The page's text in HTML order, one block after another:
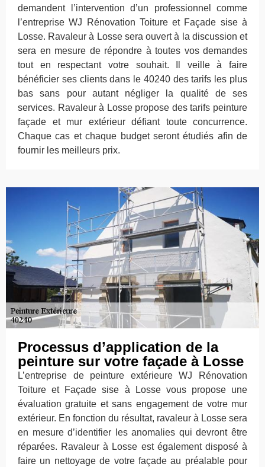
demandent l’intervention d’un professionnel comme
l’entreprise WJ Rénovation Toiture et Façade sise à
Losse. Ravaleur à Losse sera ouvert à la discussion et
sera en mesure de répondre à toutes vos demandes
tout en respectant votre souhait. Il veille à faire
bénéficier ses clients dans le 40240 des tarifs les plus
bas sans pour autant négliger la qualité de ses
services. Ravaleur à Losse propose des tarifs peinture
façade et mur extérieur défiant toute concurrence.
Chaque cas et chaque budget seront étudiés afin de
fournir les meilleurs prix.
Processus d’application de la
peinture sur votre façade à Losse
L’entreprise de peinture extérieure WJ Rénovation
Toiture et Façade sise à Losse vous propose une
évaluation gratuite et sans engagement de votre mur
extérieur. En fonction du résultat, ravaleur à Losse sera
en mesure d’identifier les anomalies qui devront être
réparées. Ravaleur à Losse est également disposé à
faire un nettoyage de votre façade au préalable pour